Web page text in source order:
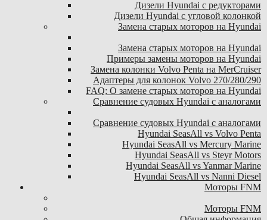
Дизели Hyundai с редукторами
Дизели Hyundai с угловой колонкой
Замена старых моторов на Hyundai
Замена старых моторов на Hyundai
Примеры замены моторов на Hyundai
Замена колонки Volvo Penta на MerCruiser
Адаптеры для колонок Volvo 270/280/290
FAQ: О замене старых моторов на Hyundai
Сравнение судовых Hyundai с аналогами
Сравнение судовых Hyundai с аналогами
Hyundai SeasAll vs Volvo Penta
Hyundai SeasAll vs Mercury Marine
Hyundai SeasAll vs Steyr Motors
Hyundai SeasAll vs Yanmar Marine
Hyundai SeasAll vs Nanni Diesel
Моторы FNM
Моторы FNM